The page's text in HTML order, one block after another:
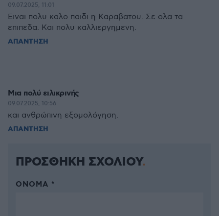
09.07.2025, 11:01
Ειναι πολυ καλο παιδι η Καραβατου. Σε ολα τα
επιπεδα. Και πολυ καλλιεργημενη.
ΑΠΑΝΤΗΣΗ
Μια πολύ ειλικρινής
09.07.2025, 10:56
και ανθρώπινη εξομολόγηση.
ΑΠΑΝΤΗΣΗ
ΠΡΟΣΘΗΚΗ ΣΧΟΛΙΟΥ
ΌΝΟΜΑ *